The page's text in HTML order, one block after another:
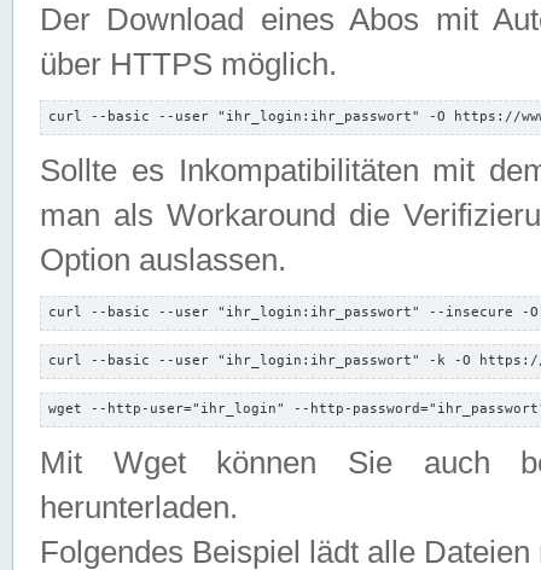
Der Download eines Abos mit
über HTTPS möglich.
curl --basic --user "ihr_login:ihr_passwort" -O https://
Sollte es Inkompatibilitäten mit
man als Workaround die
Option auslassen.
curl --basic --user "ihr_login:ihr_passwort" --insecure -
curl --basic --user "ihr_login:ihr_passwort" -k -O https://
wget --http-user="ihr_login" --http-
Mit Wget können Sie auch
herunterladen.
Folgendes Beispiel lädt alle